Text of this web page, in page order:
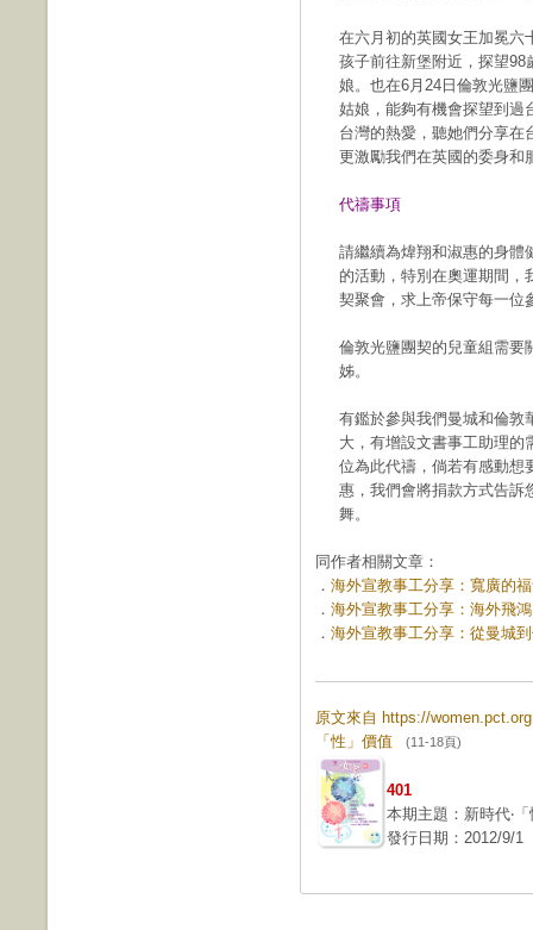
在六月初的英國女王加冕六
孩子前往新堡附近，探望
娘。也在6月24日倫敦光鹽
姑娘，能夠有機會探望到過
台灣的熱愛，聽她們分享在
更激勵我們在英國的委身和
代禱事項
請繼續為煒翔和淑惠的身體
的活動，特別在奧運期間，
契聚會，求上帝保守每一位
倫敦光鹽團契的兒童組需要
姊。
有鑑於參與我們曼城和倫敦
大，有增設文書事工助理的
位為此代禱，倘若有感動想
惠，我們會將捐款方式告訴
舞。
同作者相關文章：
． 海外宣教事工分享：寬廣的
． 海外宣教事工分享：海外飛
． 海外宣教事工分享：從曼城
原文來自 https://
「性」價值 (11-18頁)
401
本期主題：新時代‧
發行日期：2012/9/1